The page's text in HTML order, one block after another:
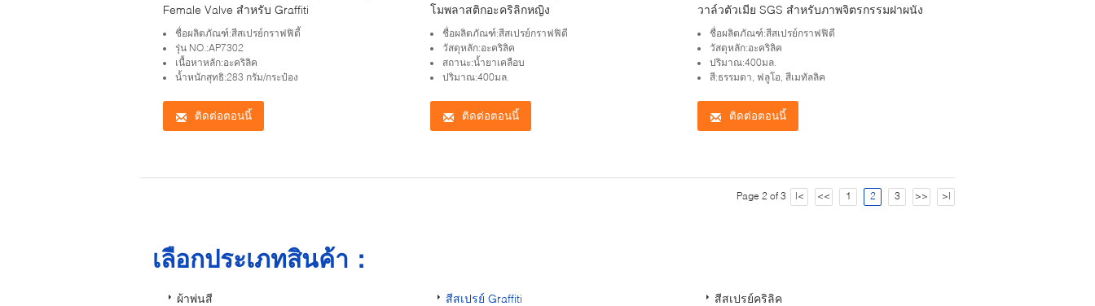
Female Valve สำหรับ Graffiti
ชื่อผลิตภัณฑ์:สีสเปรย์กราฟฟิตี้
รุ่น NO.:AP7302
เนื้อหาหลัก:อะคริลิค
น้ำหนักสุทธิ:283 กรัม/กระป๋อง
ติดต่อตอนนี้
โมพลาสติกอะคริลิกหญิง
ชื่อผลิตภัณฑ์:สีสเปรย์กราฟฟิตี
วัสดุหลัก:อะคริลิค
สถานะ:น้ำยาเคลือบ
ปริมาณ:400มล.
ติดต่อตอนนี้
วาล์วตัวเมีย SGS สำหรับภาพจิตรกรรมฝาผนัง
ชื่อผลิตภัณฑ์:สีสเปรย์กราฟฟิตี
วัสดุหลัก:อะคริลิค
ปริมาณ:400มล.
สี:ธรรมดา, ฟลูโอ, สีเมทัลลิค
ติดต่อตอนนี้
Page 2 of 3 |< << 1 2 3 >> >|
เลือกประเภทสินค้า：
ผ้าพ่นสี สีสเปรย์ Graffiti สีสเปรย์คริลิค